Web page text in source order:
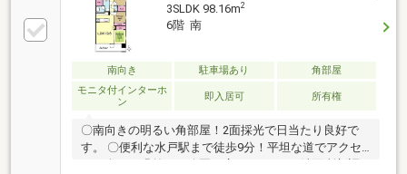
3SLDK 98.16m2
6階 南
南向き 駐車場あり
角部屋
モニタ付インターホ
ン
即入居可 所有権
〇南向きの明るい角部屋！2面採光で日当たり良好で
す。 〇便利な水戸駅まで徒歩9分！平坦な道でアクセ